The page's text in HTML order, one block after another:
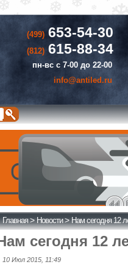
(499)653-54-30
(812)615-88-34
пн-вс с 7-00 до 22-00
info@antiled.ru
Главная>Новости>Нам сегодня 12
сегодня 12
10 Июл 2015, 11:49